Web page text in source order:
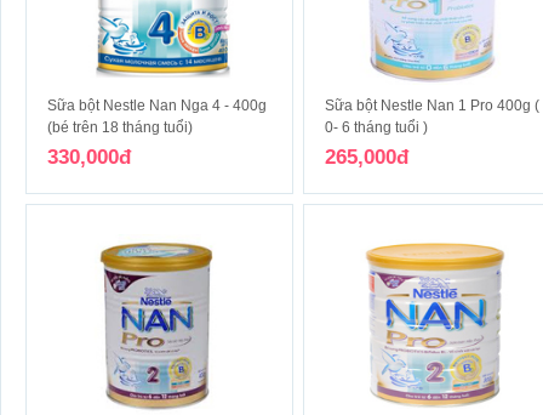
Sữa bột Nestle Nan Nga 4 - 400g
(bé trên 18 tháng tuổi)
330,000đ
Sữa bột Nestle Nan 1 Pro 400g (
0- 6 tháng tuổi )
265,000đ